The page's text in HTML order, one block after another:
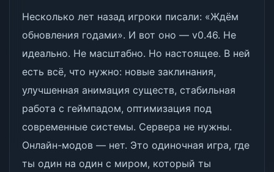
Несколько лет назад игроки писали: «Ждём
обновления годами». И вот оно — v0.46. Не
идеально. Не масштабно. Но настоящее. В ней
есть всё, что нужно: новые заклинания,
улучшенная анимация существ, стабильная
работа с геймпадом, оптимизация под
современные системы. Сервера не нужны.
Онлайн-модов — нет. Это одиночная игра, где
ты один на один с миром, который ты